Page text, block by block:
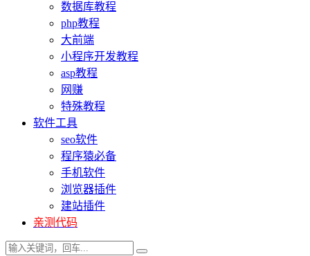
数据库教程
php教程
大前端
小程序开发教程
asp教程
网赚
特殊教程
软件工具
seo软件
程序猿必备
手机软件
浏览器插件
建站插件
亲测代码